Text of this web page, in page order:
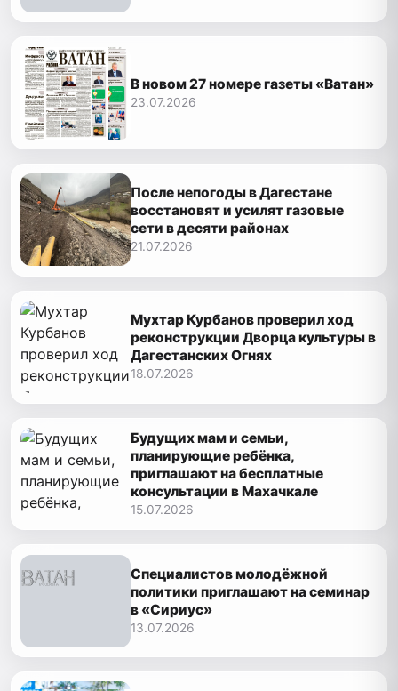
В новом 27 номере газеты «Ватан»
23.07.2026
После непогоды в Дагестане
восстановят и усилят газовые
сети в десяти районах
21.07.2026
Мухтар Курбанов проверил ход
реконструкции Дворца культуры в
Дагестанских Огнях
18.07.2026
Будущих мам и семьи,
планирующие ребёнка,
приглашают на бесплатные
консультации в Махачкале
15.07.2026
Специалистов молодёжной
политики приглашают на семинар
в «Сириус»
13.07.2026